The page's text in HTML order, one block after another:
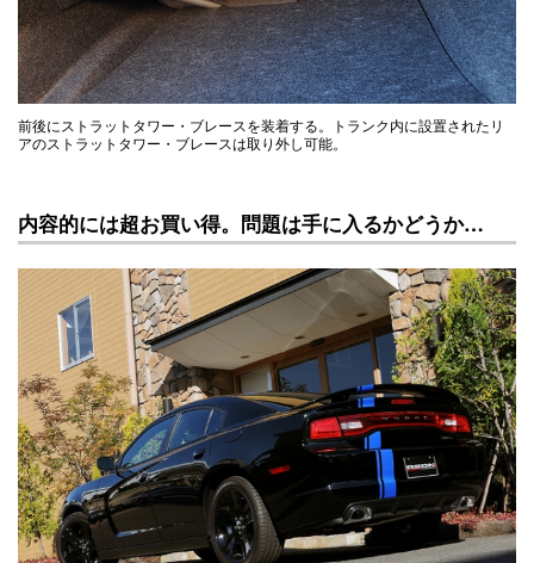
前後にストラットタワー・ブレースを装着する。トランク内に設置されたリ
アのストラットタワー・ブレースは取り外し可能。
内容的には超お買い得。問題は手に入るかどうか…